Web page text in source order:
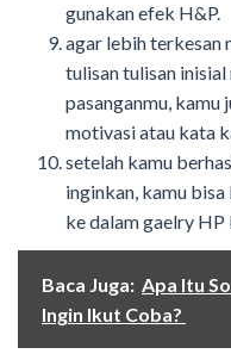
gunakan efek H&P.
agar lebih terkesan
tulisan tulisan inisial
pasanganmu, kamu
motivasi atau kata
setelah kamu
inginkan, kamu
ke dalam gaelry HP
Baca Juga: Apa Itu
Ingin Ikut Coba?